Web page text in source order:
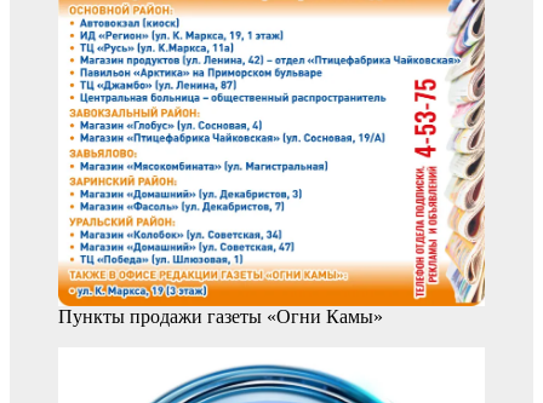
Пункты продажи газеты «Огни Камы»